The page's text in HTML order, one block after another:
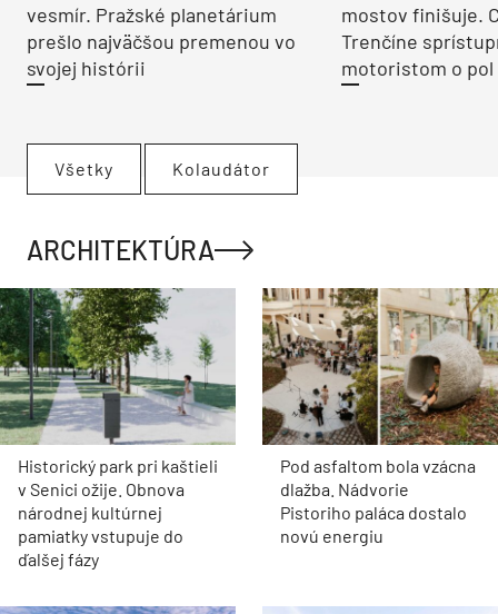
vesmír. Pražské planetárium
prešlo najväčšou premenou vo
svojej histórii
mostov finišuje.
Trenčíne
motoristom o pol
Všetky Kolaudátor
ARCHITEKTÚRA
Historický park pri kaštieli
v Senici ožije. Obnova
národnej kultúrnej
pamiatky vstupuje do
ďalšej fázy
Pod asfaltom bola vzácna
dlažba. Nádvorie
Pistoriho paláca dostalo
novú energiu